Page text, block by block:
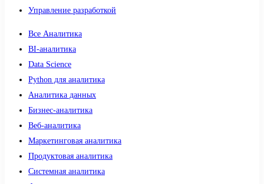
Управление разработкой
Все Аналитика
BI-аналитика
Data Science
Python для аналитика
Аналитика данных
Бизнес-аналитика
Веб-аналитика
Маркетинговая аналитика
Продуктовая аналитика
Системная аналитика